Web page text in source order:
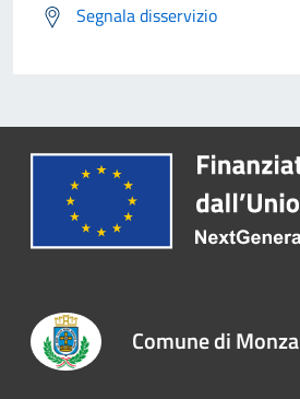
Segnala disservizio
Comune di Monza